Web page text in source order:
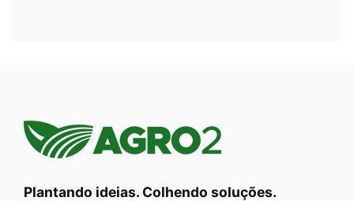
Plantando ideias. Colhendo soluções.